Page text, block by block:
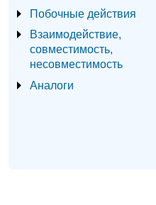
Побочные действия
Взаимодействие,
совместимость,
несовместимость
Аналоги